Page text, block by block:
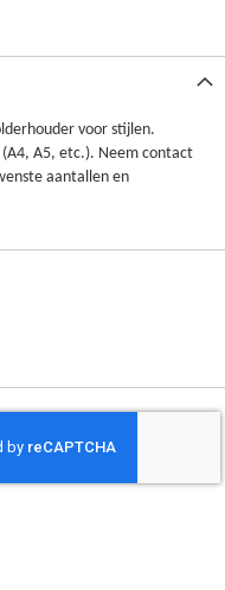
voor stijlen.
A5, etc.). Neem contact
aantallen en